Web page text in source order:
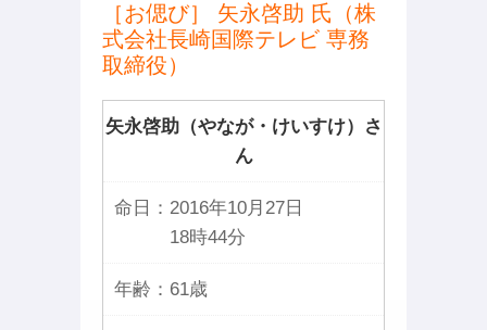
［お偲び］ 矢永啓助 氏（株
式会社長崎国際テレビ 専務
取締役）
矢永啓助（やなが・けいすけ）さ
ん
命日： 2016年10月27日
18時44分
年齢： 61歳